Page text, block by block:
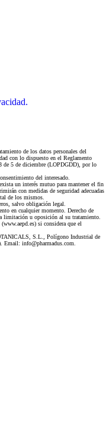
de los datos personales del
con lo dispuesto en el Reglamento
de 5 de diciembre (LOPDGDD), por lo
del interesado.
un interés mutuo para mantener el fin
con medidas de seguridad adecuadas
de los mismos.
salvo obligación legal.
en cualquier momento. Derecho de
limitación u oposición al su tratamiento.
si considera que el
S.L., Polígono Industrial de
Email: info@pharmadus.com.